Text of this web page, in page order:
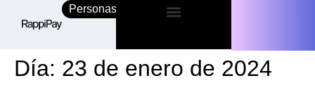
Personas Empresas
Día: 23 de enero de 2024